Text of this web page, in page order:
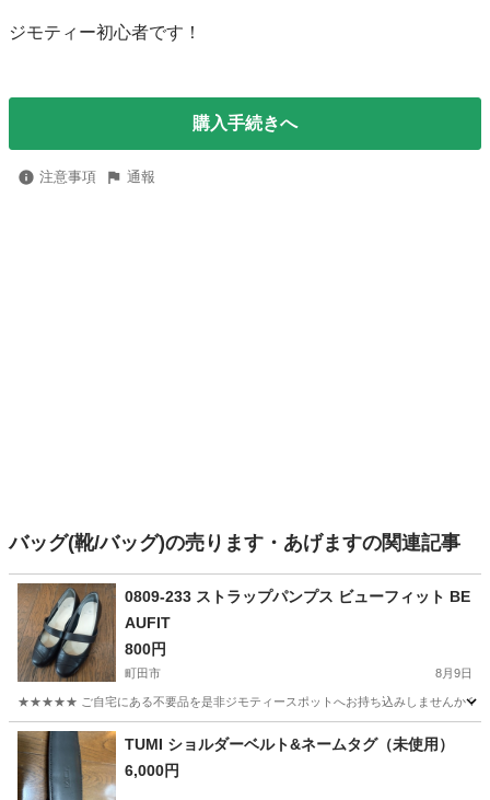
ジモティー初心者です！
購入手続きへ
注意事項 通報
バッグ(靴/バッグ)の売ります・あげますの関連記事
0809-233 ストラップパンプス ビューフィット BE
AUFIT
800円
町田市 8月9日
★★★★★ ご自宅にある不要品を是非ジモティースポットへお持ち込みしませんか？
東京 町田市
TUMI ショルダーベルト&ネームタグ（未使用）
6,000円